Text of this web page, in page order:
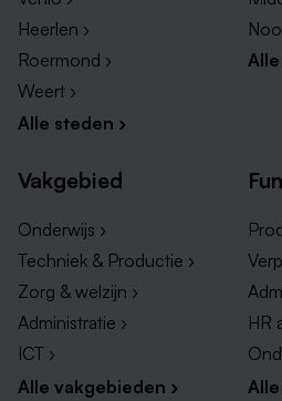
Je bouwt pensioen op bij
Interesse?
het profiel voldoet? Neem
om dit te bespreken. Voor
terecht bij M. Meulen,
572554 of via
Tot slot
Sollicitatiegesprekken staan
Heerlen ›
Roermond ›
Weert ›
Alle steden ›
Vakgebied
Onderwijs ›
Techniek & Productie ›
Zorg & welzijn ›
Administratie ›
ICT ›
Alle vakgebieden ›
HR